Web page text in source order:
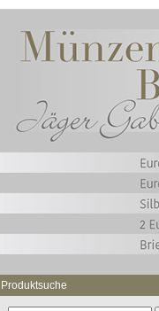
Produktsuche